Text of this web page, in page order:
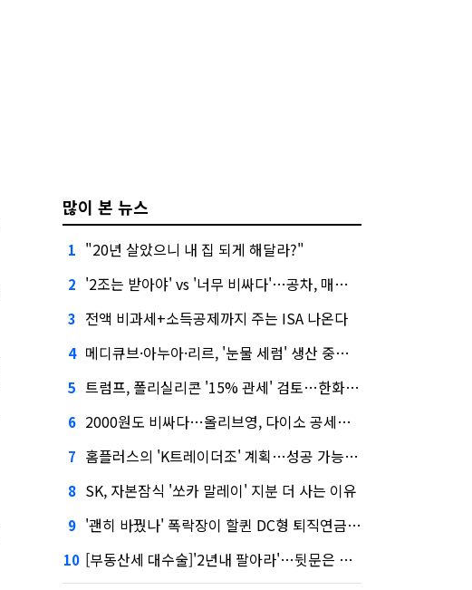
많이 본 뉴스
1 "20년 살았으니 내 집 되게 해달라?"
2 '2조는 받아야' vs '너무 비싸다'…공차, 매각 성공할까
3 전액 비과세+소득공제까지 주는 ISA 나온다
4 메디큐브·아누아·리르, '눈물 세럼' 생산 중단한다
5 트럼프, 폴리실리콘 '15% 관세' 검토…한화큐셀·OCI 영향은?
6 2000원도 비싸다…올리브영, 다이소 공세에 '가성비'로 맞불
7 홈플러스의 'K트레이더조' 계획…성공 가능성은 '글쎄'
8 SK, 자본잠식 '쏘카 말레이' 지분 더 사는 이유
9 '괜히 바꿨나' 폭락장이 할퀸 DC형 퇴직연금…전문가 조언은
10 [부동산세 대수술]'2년내 팔아라'…뒷문은 열었다